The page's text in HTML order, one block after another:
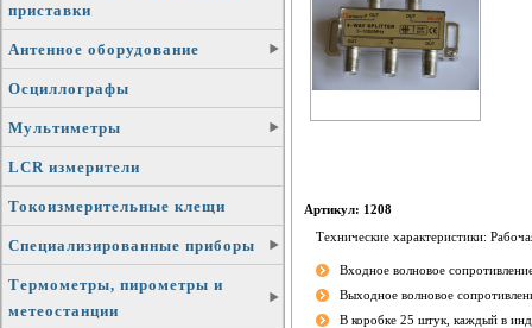
приставки
Антенное оборудование
Осциллографы
Мультиметры
LCR измерители
Токоизмерительные клещи
Специализированные приборы
Термометры, пирометры и
метеостанции
Артикул: 1208
Технические характеристики:
Входное волновое
Выходное волновое
В коробке 25 штук, каждый в